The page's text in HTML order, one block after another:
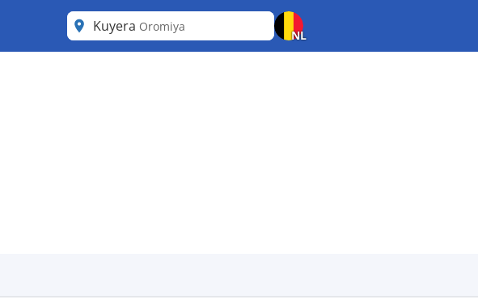
Kuyera Oromiya
NL